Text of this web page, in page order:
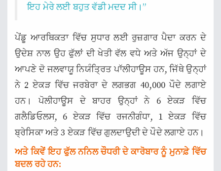
ਇਹ ਮੇਰੇ ਲਈ ਬਹੁਤ ਵੱਡੀ ਮਦਦ ਸੀ।”
ਪੇਂਡੂ ਆਰਥਿਕਤਾ ਵਿੱਚ ਸੁਧਾਰ ਲਈ ਰੁਜ਼ਗਾਰ ਪੈਦਾ ਕਰਨ ਦੇ
ਉਦੇਸ਼ ਨਾਲ ਉਹ ਫੁੱਲਾਂ ਦੀ ਖੇਤੀ ਵੱਲ ਵਧੇ ਅਤੇ ਅੱਜ ਉਨ੍ਹਾਂ ਦੇ
ਆਪਣੇ ਦੋ ਜਲਵਾਯੂ ਨਿਯੰਤ੍ਰਿਤ ਪਾੱਲੀਹਾਊਸ ਹਨ, ਜਿੱਥੇ ਉਨ੍ਹਾਂ
ਨੇ 2 ਏਕੜ ਵਿੱਚ ਜਰਬੇਰਾ ਦੇ ਲਗਭਗ 40,000 ਪੌਦੇ ਲਗਾਏ
ਹਨ। ਪੋਲੀਹਾਊਸ ਦੇ ਬਾਹਰ ਉਨ੍ਹਾਂ ਨੇ 6 ਏਕੜ ਵਿੱਚ
ਗਲੈਡਿਓਲਸ, 6 ਏਕੜ ਵਿੱਚ ਰਜਨੀਗੰਧਾ, 1 ਏਕੜ ਵਿੱਚ
ਬ੍ਰੇਸਿਕਾ ਅਤੇ 3 ਏਕੜ ਵਿੱਚ ਗੁਲਦਾਉਦੀ ਦੇ ਪੌਦੇ ਲਗਾਏ ਹਨ।
ਅਤੇ ਕਿਵੇਂ ਇਹ ਫੁੱਲ ਨਨਿਲ ਚੌਧਰੀ ਦੇ ਕਾਰੋਬਾਰ ਨੂੰ ਮੁਨਾਫ਼ੇ ਵਿੱਚ
ਬਦਲ ਰਹੇ ਹਨ: